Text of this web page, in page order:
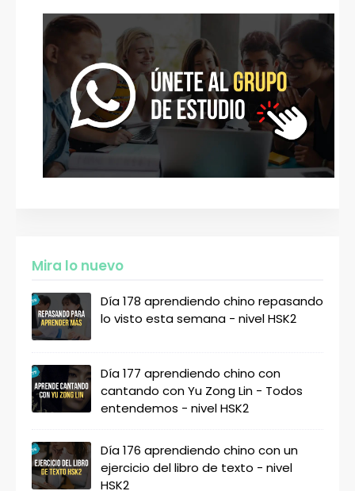
Mira lo nuevo
Día 178 aprendiendo chino repasando
lo visto esta semana - nivel HSK2
Día 177 aprendiendo chino con
cantando con Yu Zong Lin - Todos
entendemos - nivel HSK2
Día 176 aprendiendo chino con un
ejercicio del libro de texto - nivel
HSK2